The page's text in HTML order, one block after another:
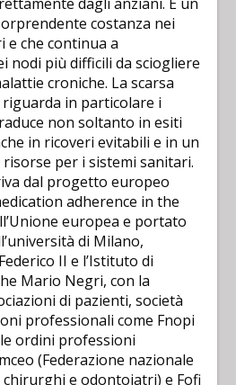
costanza nei
e che continua a
nodi più difficili da sciogliere
croniche. La scarsa
in particolare i
non soltanto in esiti
in ricoveri evitabili e in un
per i sistemi sanitari.
dal progetto europeo
adherence in the
europea e portato
di Milano,
II e l’Istituto di
Mario Negri, con la
di pazienti, società
professionali come Fnopi
ordini professioni
(Federazione nazionale
e odontoiatri) e Fofi